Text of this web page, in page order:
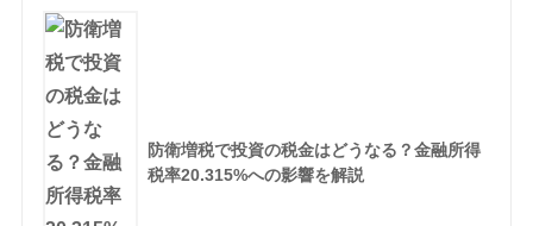
防衛増税で投資の税金はどうなる？金融所得
税率20.315%への影響を解説